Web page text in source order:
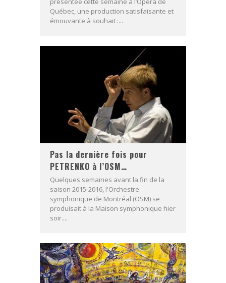
Québec, une production satisfaisante et
émouvante à souhait :...
Pas la dernière fois pour
PETRENKO à l’OSM…
Quelques semaines avant la fin de la
saison 2015-2016, l'Orchestre
symphonique de Montréal (OSM) se
produisait à la Maison symphonique hier
soir....